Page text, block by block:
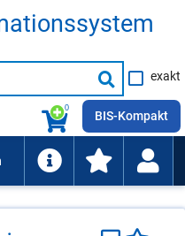
Suche
starten
exakt
0
BIS-Kompakt